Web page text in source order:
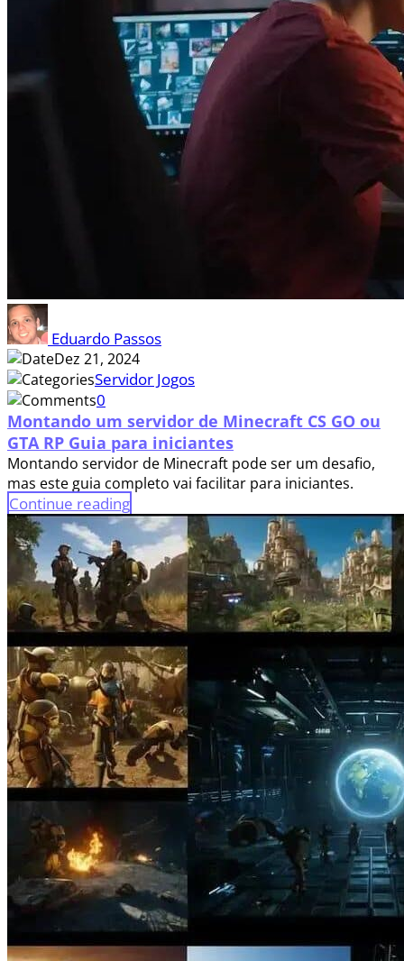
Eduardo Passos
Dez 21, 2024
Servidor Jogos
0
Montando um servidor de Minecraft CS GO ou
GTA RP Guia para iniciantes
Montando servidor de Minecraft pode ser um desafio,
mas este guia completo vai facilitar para iniciantes.
Continue reading